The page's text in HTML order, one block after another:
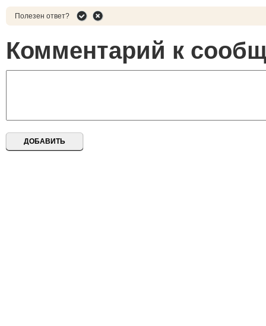
Полезен ответ?
Комментарий к